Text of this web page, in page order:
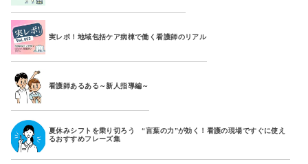
実レポ！地域包括ケア病棟で働く看護師のリアル
看護師あるある～新人指導編～
夏休みシフトを乗り切ろう “言葉の力”が効く！看護の現場ですぐに使え
るおすすめフレーズ集